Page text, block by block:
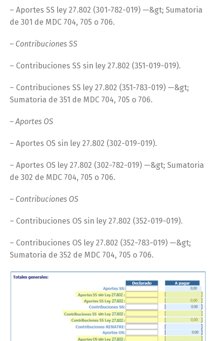
– Aportes SS ley 27.802 (301-782-019) —&gt; Sumatoria
de 301 de MDC 704, 705 o 706.
– Contribuciones SS
– Contribuciones SS sin ley 27.802 (351-019-019).
– Contribuciones SS ley 27.802 (351-783-019) —&gt;
Sumatoria de 351 de MDC 704, 705 o 706.
– Aportes OS
– Aportes OS sin ley 27.802 (302-019-019).
– Aportes OS ley 27.802 (302-782-019) —&gt; Sumatoria
de 302 de MDC 704, 705 o 706.
– Contribuciones OS
– Contribuciones OS sin ley 27.802 (352-019-019).
– Contribuciones OS ley 27.802 (352-783-019) —&gt;
Sumatoria de 352 de MDC 704, 705 o 706.